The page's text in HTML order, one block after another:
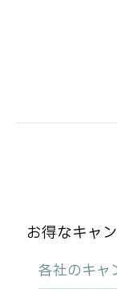
お得なキャ
各社のキャ